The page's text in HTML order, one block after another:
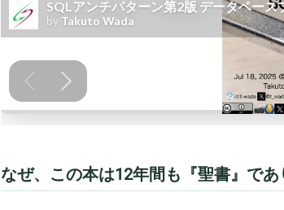
なぜ、この本は12年間も『聖書』で